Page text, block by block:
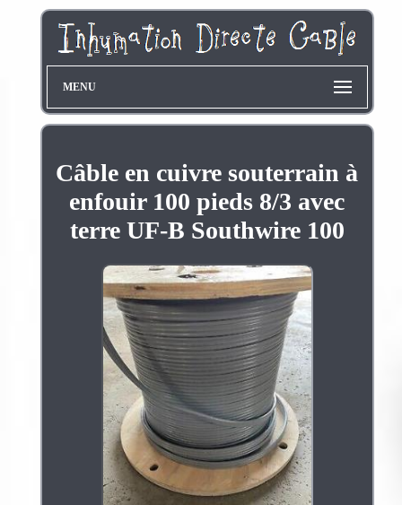
MENU
Câble en cuivre souterrain à
enfouir 100 pieds 8/3 avec
terre UF-B Southwire 100